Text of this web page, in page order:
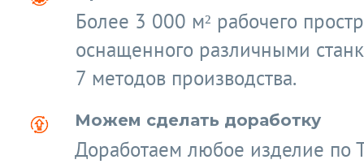
Более 3 000 м² рабочего
оснащенного различными
7 методов производства.
Можем сделать доработку
Доработаем любое изделие по